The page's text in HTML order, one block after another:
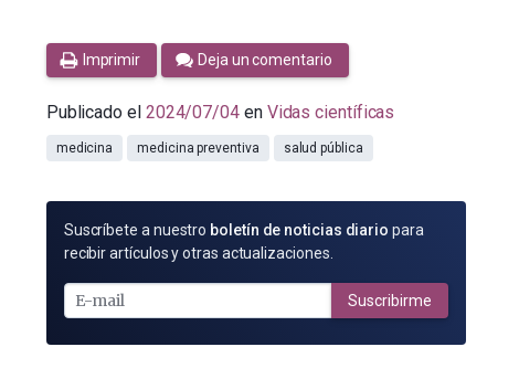
Imprimir Deja un comentario
Publicado el 2024/07/04 en Vidas científicas
medicina medicina preventiva salud pública
SUSCRÍBETE
POR
MAIL
Suscríbete a nuestro boletín de noticias diario para
recibir artículos y otras actualizaciones.
Suscribirme